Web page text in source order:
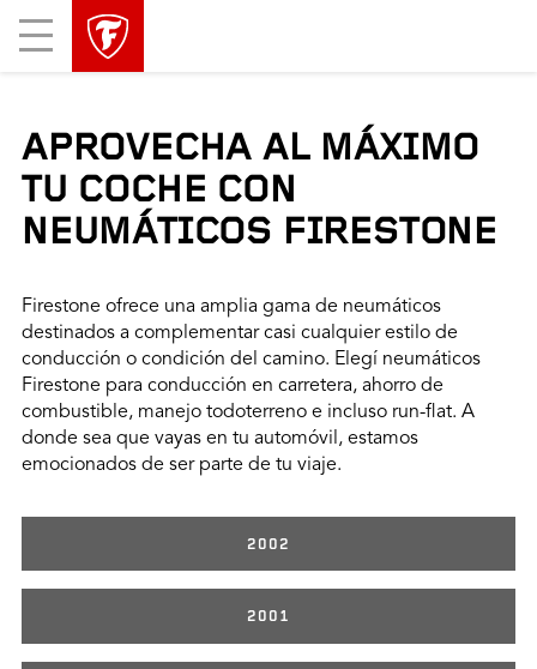
Mobile
Menu
APROVECHA AL MÁXIMO
TU COCHE CON
NEUMÁTICOS FIRESTONE
Firestone ofrece una amplia gama de neumáticos
destinados a complementar casi cualquier estilo de
conducción o condición del camino. Elegí neumáticos
Firestone para conducción en carretera, ahorro de
combustible, manejo todoterreno e incluso run-flat. A
donde sea que vayas en tu automóvil, estamos
emocionados de ser parte de tu viaje.
2002
2001